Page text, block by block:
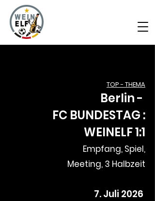
TOP - THEMA
Berlin -
FC BUNDESTAG :
WEINELF 1:1
Empfang, Spiel,
Meeting, 3 Halbzeit
7. Juli 2026